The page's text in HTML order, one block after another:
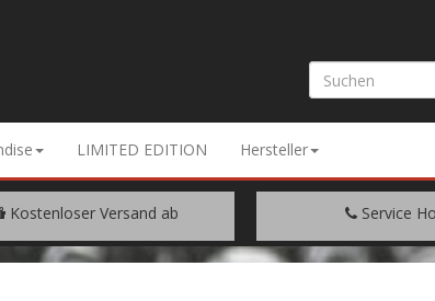
LIMITED EDITION Hersteller
Kostenloser Versand ab
WARENWERT VON € 200.- Service
+49 (0) 9429/